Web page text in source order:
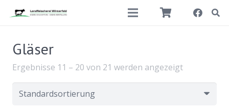
Gläser
Ergebnisse 11 – 20 von 21 werden angezeigt